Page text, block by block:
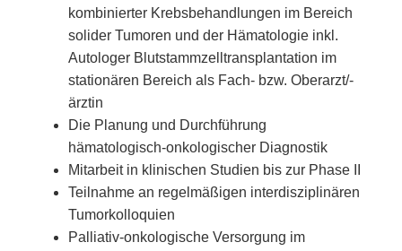
kombinierter Krebsbehandlungen im Bereich
solider Tumoren und der Hämatologie inkl.
Autologer Blutstammzelltransplantation im
stationären Bereich als Fach- bzw. Oberarzt/-
ärztin
Die Planung und Durchführung
hämatologisch-onkologischer Diagnostik
Mitarbeit in klinischen Studien bis zur Phase II
Teilnahme an regelmäßigen interdisziplinären
Tumorkolloquien
Palliativ-onkologische Versorgung im